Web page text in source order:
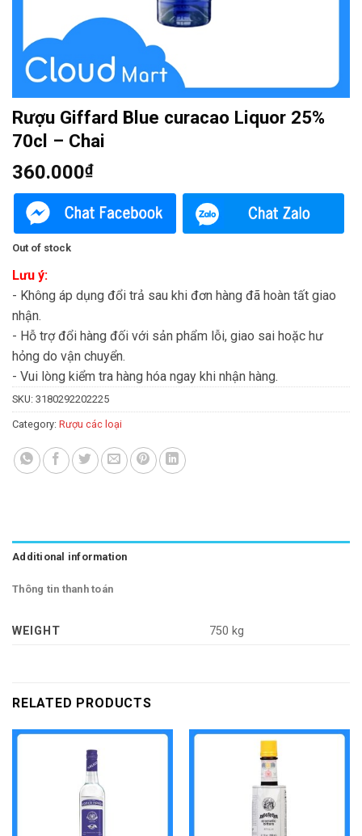
Rượu Giffard Blue curacao Liquor 25%
70cl – Chai
360.000₫
Out of stock
Lưu ý:
- Không áp dụng đổi trả sau khi đơn hàng đã hoàn tất giao
nhận.
- Hỗ trợ đổi hàng đối với sản phẩm lỗi, giao sai hoặc hư
hỏng do vận chuyển.
- Vui lòng kiểm tra hàng hóa ngay khi nhận hàng.
SKU: 3180292202225
Category: Rượu các loại
Additional information
Thông tin thanh toán
WEIGHT 750 kg
RELATED PRODUCTS